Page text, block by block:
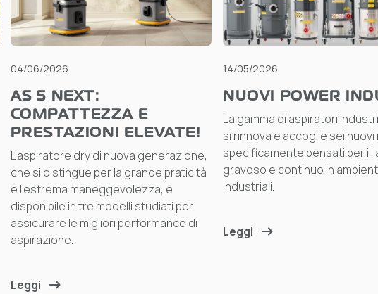
04/06/2026
AS 5 NEXT:
COMPATTEZZA E
PRESTAZIONI ELEVATE!
L’aspiratore dry di nuova generazione,
che si distingue per la grande praticità
e l’estrema maneggevolezza, è
disponibile in tre modelli studiati per
assicurare le migliori performance di
aspirazione.
Leggi
14/05/2026
NUOVI POWER
La gamma di aspiratori
si rinnova e accoglie sei nuovi
specificamente pensati per il
gravoso e continuo in
industriali.
Leggi